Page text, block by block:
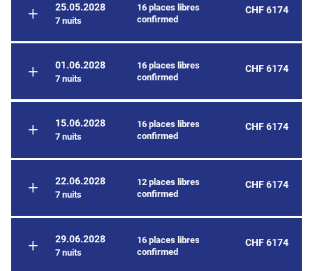
25.05.2028
7 nuits
16 places libres
confirmed
CHF 6174
01.06.2028
7 nuits
16 places libres
confirmed
CHF 6174
15.06.2028
7 nuits
16 places libres
confirmed
CHF 6174
22.06.2028
7 nuits
12 places libres
confirmed
CHF 6174
29.06.2028
7 nuits
16 places libres
confirmed
CHF 6174